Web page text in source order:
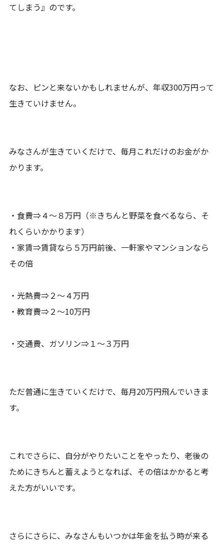
てしまう』のです。
なお、ピンと来ないかもしれませんが、年収300万円って
生きていけません。
みなさんが生きていくだけで、毎月これだけのお金がか
かります。
・食費⇒４～８万円（※きちんと野菜を食べるなら、そ
れくらいかかります）
・家賃⇒賃貸なら５万円前後、一軒家やマンションなら
その倍
・光熱費⇒２～４万円
・教育費⇒２～10万円
・交通費、ガソリン⇒１～３万円
ただ普通に生きていくだけで、毎月20万円飛んでいきま
す。
これでさらに、自分がやりたいことをやったり、老後の
ためにきちんと蓄えようとなれば、その倍はかかると考
えた方がいいです。
さらにさらに、みなさんもいつかは年金を払う時が来る